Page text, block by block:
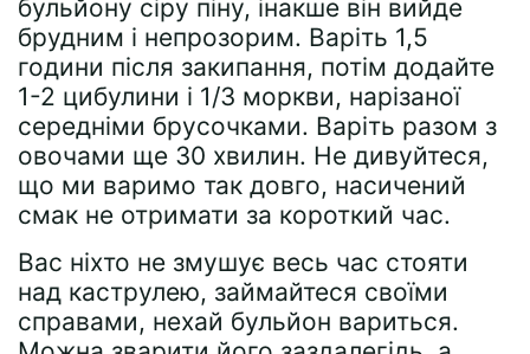
бульйону сіру піну, інакше він вийде
брудним і непрозорим. Варіть 1,5
години після закипання, потім додайте
1-2 цибулини і 1/3 моркви, нарізаної
середніми брусочками. Варіть разом з
овочами ще 30 хвилин. Не дивуйтеся,
що ми варимо так довго, насичений
смак не отримати за короткий час.
Вас ніхто не змушує весь час стояти
над каструлею, займайтеся своїми
справами, нехай бульйон вариться.